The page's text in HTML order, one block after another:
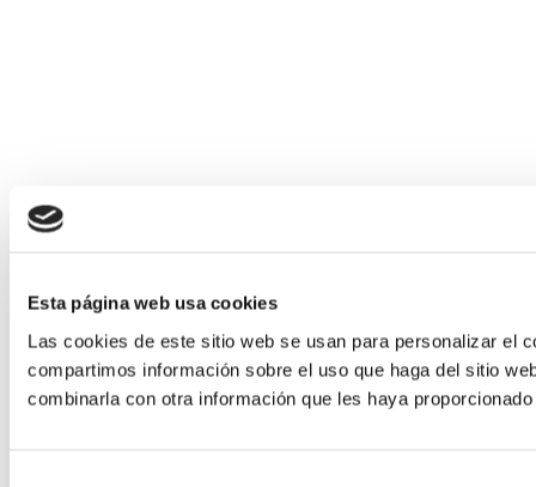
Esta página web usa cookies
Las cookies de este sitio web se usan para personalizar el
compartimos información sobre el uso que haga del sitio
combinarla con otra información que les haya